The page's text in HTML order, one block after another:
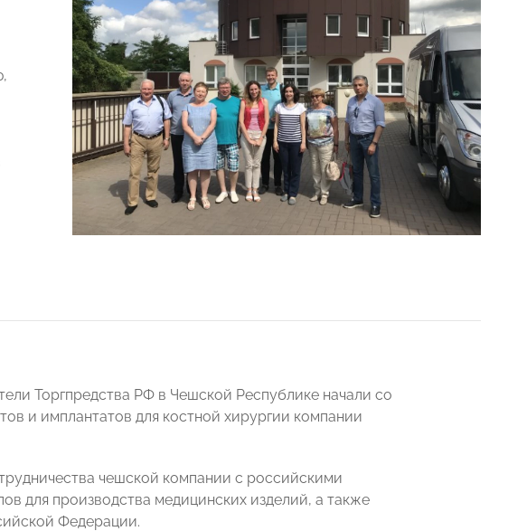
Торгпредства РФ в Чешской Республике начали со
и имплантатов для костной хирургии компании
чешской компании с российскими
для производства медицинских изделий, а также
Федерации.